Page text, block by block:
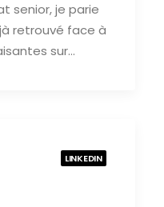
senior, je parie
retrouvé face à
sur…
LINKEDIN